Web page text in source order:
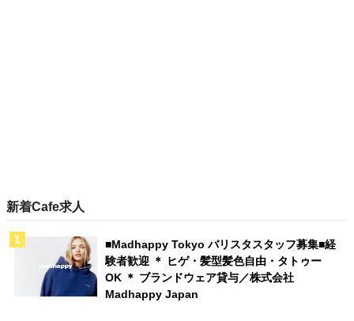
新着Cafe求人
■Madhappy Tokyo バリスタスタッフ募集■経
験者歓迎 ＊ ヒゲ・髪型髪色自由・タトゥー
OK ＊ ブランドウェア貸与／株式会社
Madhappy Japan